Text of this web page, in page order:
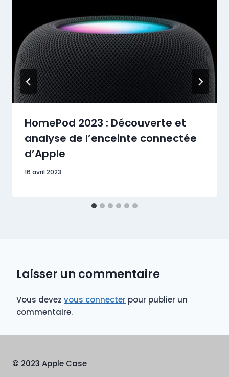
HomePod 2023 : Découverte et
analyse de l’enceinte connectée
d’Apple
16 avril 2023
Laisser un commentaire
Vous devez vous connecter pour publier un
commentaire.
© 2023 Apple Case